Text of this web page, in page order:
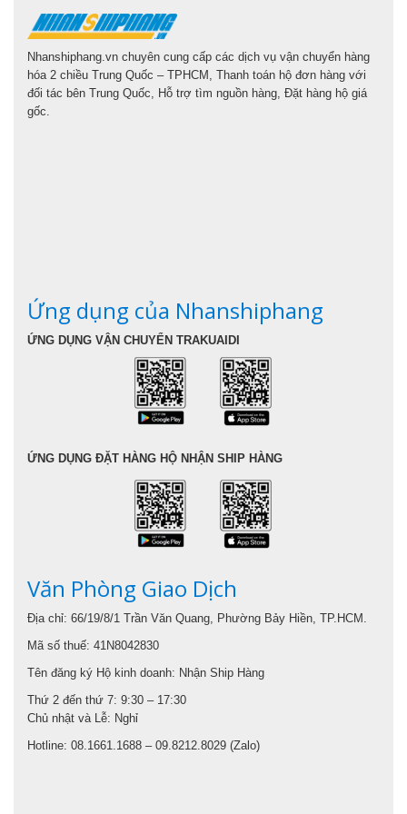
Nhanshiphang.vn chuyên cung cấp các dịch vụ vận chuyển hàng
hóa 2 chiều Trung Quốc – TPHCM, Thanh toán hộ đơn hàng với
đối tác bên Trung Quốc, Hỗ trợ tìm nguồn hàng, Đặt hàng hộ giá
gốc.
Ứng dụng của Nhanshiphang
ỨNG DỤNG VẬN CHUYỂN TRAKUAIDI
ỨNG DỤNG ĐẶT HÀNG HỘ NHẬN SHIP HÀNG
Văn Phòng Giao Dịch
Địa chỉ: 66/19/8/1 Trần Văn Quang, Phường Bảy Hiền, TP.HCM.
Mã số thuế: 41N8042830
Tên đăng ký Hộ kinh doanh: Nhận Ship Hàng
Thứ 2 đến thứ 7: 9:30 – 17:30
Chủ nhật và Lễ: Nghỉ
Hotline: 08.1661.1688 – 09.8212.8029 (Zalo)